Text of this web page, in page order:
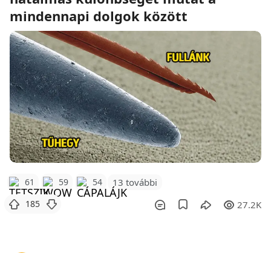
mindennapi dolgok között
61 59 54 13 további
185 27.2K